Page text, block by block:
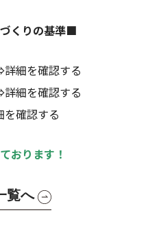
くりの基準■
詳細を確認する
詳細を確認する
を確認する
おります！
覧へ